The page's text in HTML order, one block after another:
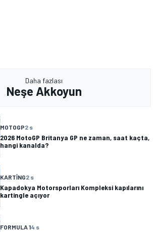
Daha fazlası
Neşe Akkoyun
MOTOGP2 s
2026 MotoGP Britanya GP ne zaman, saat kaçta,
hangi kanalda?
KARTING2 s
Kapadokya Motorsporları Kompleksi kapılarını
kartingle açıyor
FORMULA 14 s